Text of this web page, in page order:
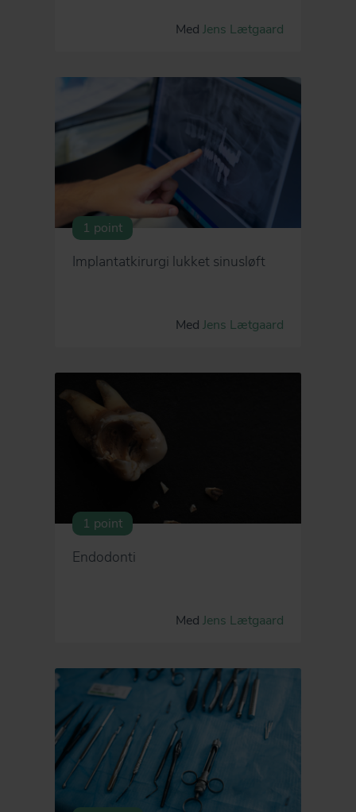
Med Jens Lætgaard
1 point
Implantatkirurgi lukket sinusløft
Med Jens Lætgaard
1 point
Endodonti
Med Jens Lætgaard